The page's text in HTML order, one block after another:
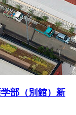
部（別館）新